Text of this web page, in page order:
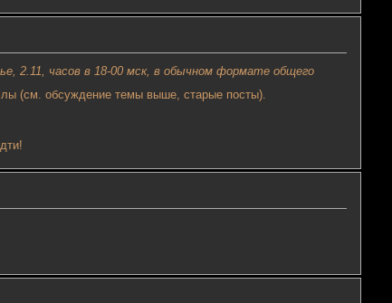
2.11, часов в 18-00 мск, в обычном формате общего
(см. обсуждение темы выше, старые посты).